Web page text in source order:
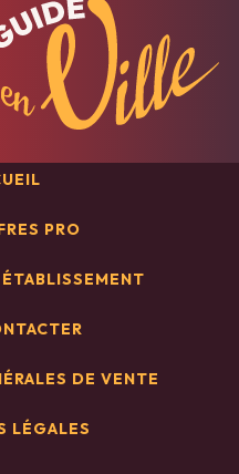
PRO
DE VENTE
LÉGALES